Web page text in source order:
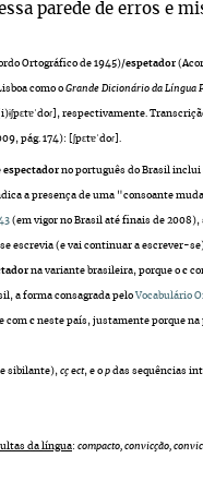
parede de erros e
Ortográfico de 1945)/espetador
como o Grande Dicionário da Língua
respectivamente.
pág. 174): [ʃpɛtɐˈdoɾ].
espectador no português do Brasil inclui
a presença de uma "consoante
(em vigor no Brasil até finais de 2008),
escrevia (e vai continuar a escrever-
na variante brasileira, porque o c
a forma consagrada pelo Vocabulário
com c neste país, justamente porque
sibilante), cç ect, e o p das sequências
da língua: compacto, convicção,